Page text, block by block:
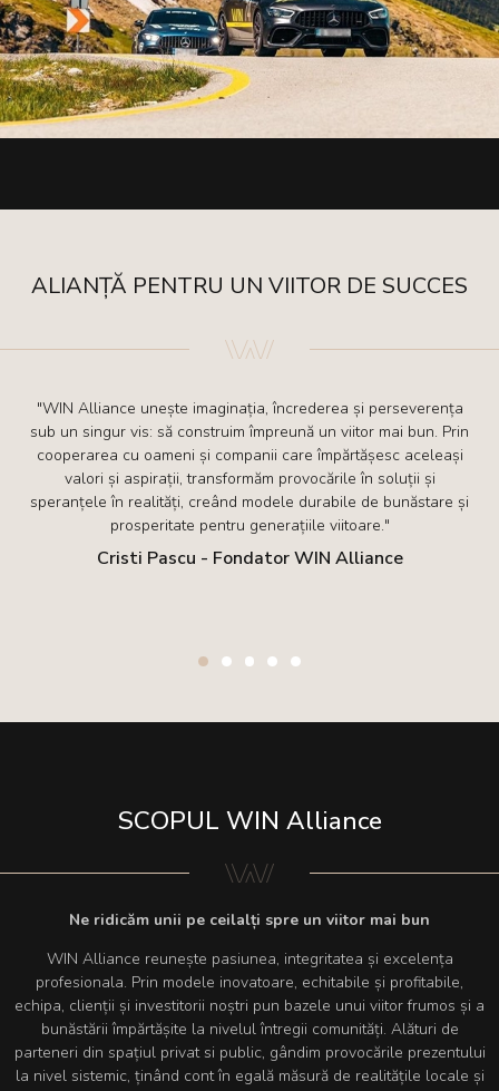
ALIANȚĂ PENTRU UN VIITOR DE SUCCES
"WIN Alliance unește imaginația, încrederea și perseverența
sub un singur vis: să construim împreună un viitor mai bun. Prin
cooperarea cu oameni și companii care împărtășesc aceleași
valori și aspirații, transformăm provocările în soluții și
speranțele în realități, creând modele durabile de bunăstare și
prosperitate pentru generațiile viitoare."
Cristi Pascu - Fondator WIN Alliance
SCOPUL WIN Alliance
Ne ridicăm unii pe ceilalți spre un viitor mai bun
WIN Alliance reunește pasiunea, integritatea și excelența
profesionala. Prin modele inovatoare, echitabile și profitabile,
echipa, clienții și investitorii noștri pun bazele unui viitor frumos și a
bunăstării împărtășite la nivelul întregii comunități. Alături de
parteneri din spațiul privat si public, gândim provocările prezentului
la nivel sistemic, ținând cont în egală măsură de realitățile locale și